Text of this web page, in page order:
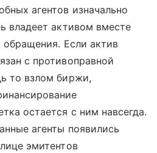
агентов изначально
владеет активом вместе
обращения. Если актив
с противоправной
то взлом биржи,
остается с ним навсегда.
агенты появились
эмитентов